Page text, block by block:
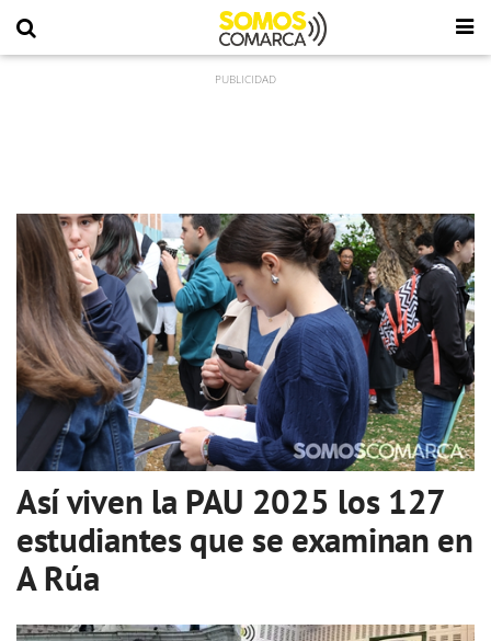
Así viven la PAU 2025 los 127
estudiantes que se examinan en
A Rúa